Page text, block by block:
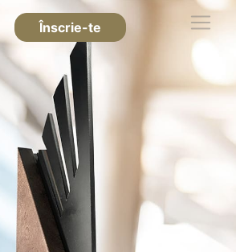
Înscrie-te